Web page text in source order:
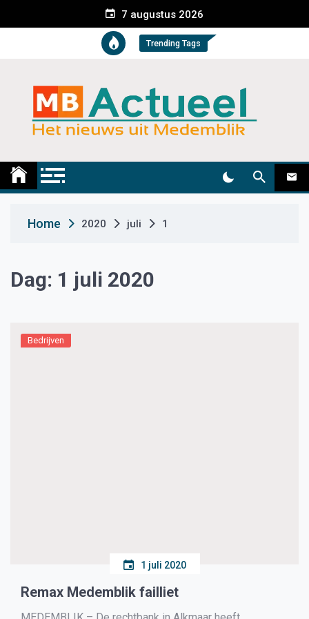
e
t
7 augustus 2026
Trending Tags
Medemblik Actueel
Home 2020 juli 1
Dag: 1 juli 2020
Bedrijven
1 juli 2020
Remax Medemblik failliet